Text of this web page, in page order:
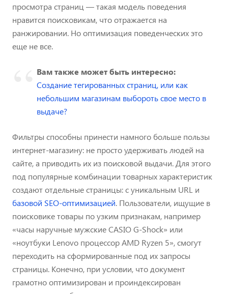
просмотра страниц — такая модель поведения
нравится поисковикам, что отражается на
ранжировании. Но оптимизация поведенческих это
еще не все.
Вам также может быть интересно:
Создание тегированных страниц, или как
небольшим магазинам выбороть свое место в
выдаче?
Фильтры способны принести намного больше пользы
интернет-магазину: не просто удерживать людей на
сайте, а приводить их из поисковой выдачи. Для этого
под популярные комбинации товарных характеристик
создают отдельные страницы: с уникальным URL и
базовой SEO-оптимизацией. Пользователи, ищущие в
поисковике товары по узким признакам, например
«часы наручные мужские CASIO G-Shock» или
«ноутбуки Lenovo процессор AMD Ryzen 5», смогут
переходить на сформированные под их запросы
страницы. Конечно, при условии, что документ
грамотно оптимизирован и проиндексирован